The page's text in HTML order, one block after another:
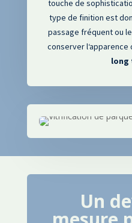
touche de
type de finition est
passage fréquent ou
conserver l‘apparence
long
Un